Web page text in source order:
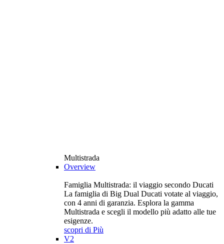
Multistrada
Overview
Famiglia Multistrada: il viaggio secondo Ducati
La famiglia di Big Dual Ducati votate al viaggio,
con 4 anni di garanzia. Esplora la gamma
Multistrada e scegli il modello più adatto alle tue
esigenze.
scopri di Più
V2